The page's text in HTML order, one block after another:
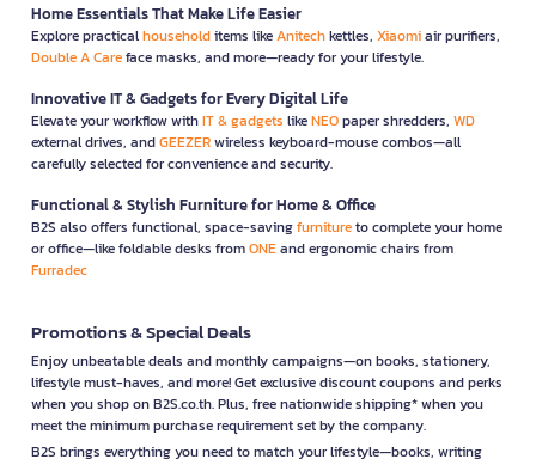
Home Essentials That Make Life Easier
Explore practicalhouseholditems likeAnitechkettles, Xiaomiair purifiers,
Double A Careface masks, and more—ready for your lifestyle.
Innovative IT & Gadgets for Every Digital Life
Elevate your workflow withIT & gadgets likeNEOpaper shredders, WD
external drives, andGEEZERwireless keyboard-mouse combos—all
carefully selected for convenience and security.
Functional & Stylish Furniture for Home & Office
B2S also offers functional, space-savingfurnitureto complete your home
or office—like foldable desks fromONEand ergonomic chairs from
Furradec
Promotions & Special Deals
Enjoy unbeatable deals and monthly campaigns—on books, stationery,
lifestyle must-haves, and more! Get exclusive discount coupons and perks
when you shop on B2S.co.th. Plus, free nationwide shipping* when you
meet the minimum purchase requirement set by the company.
B2S brings everything you need to match your lifestyle—books, writing